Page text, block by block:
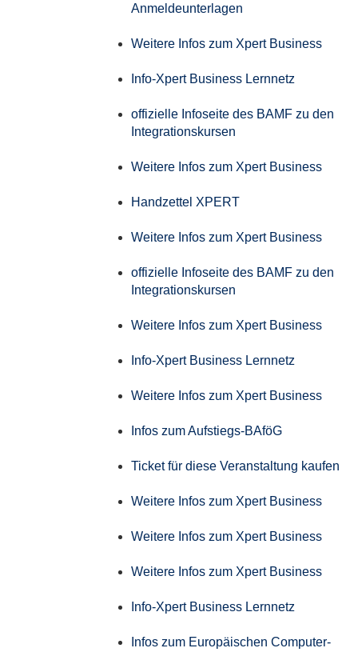
Anmeldeunterlagen
Weitere Infos zum Xpert Business
Info-Xpert Business Lernnetz
offizielle Infoseite des BAMF zu den
Integrationskursen
Weitere Infos zum Xpert Business
Handzettel XPERT
Weitere Infos zum Xpert Business
offizielle Infoseite des BAMF zu den
Integrationskursen
Weitere Infos zum Xpert Business
Info-Xpert Business Lernnetz
Weitere Infos zum Xpert Business
Infos zum Aufstiegs-BAföG
Ticket für diese Veranstaltung kaufen
Weitere Infos zum Xpert Business
Weitere Infos zum Xpert Business
Weitere Infos zum Xpert Business
Info-Xpert Business Lernnetz
Infos zum Europäischen Computer-